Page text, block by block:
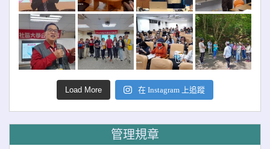
Load More 在 Instagram 上追蹤
管理規章